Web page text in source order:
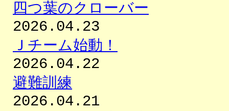
四つ葉のクローバー
2026.04.23
Ｊチーム始動！
2026.04.22
避難訓練
2026.04.21